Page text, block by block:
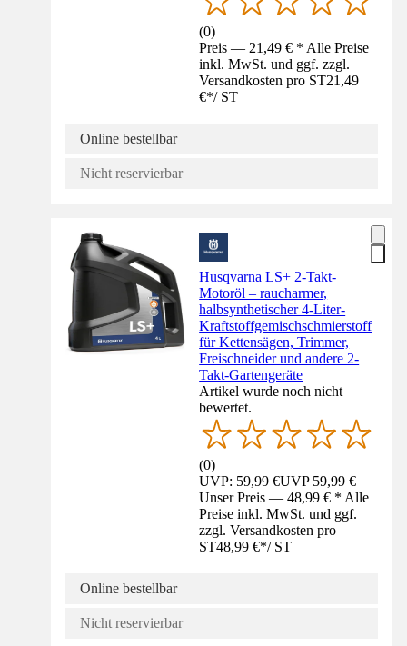
(0)
Preis — 21,49 € * Alle Preise
inkl. MwSt. und ggf. zzgl.
Versandkosten pro ST21,49
€*/ ST
Online bestellbar
Nicht reservierbar
Husqvarna LS+ 2-Takt-
Motoröl – raucharmer,
halbsynthetischer 4-Liter-
Kraftstoffgemischschmierstoff
für Kettensägen, Trimmer,
Freischneider und andere 2-
Takt-Gartengeräte
Artikel wurde noch nicht
bewertet.
(0)
UVP: 59,99 €UVP59,99 €
Unser Preis — 48,99 € * Alle
Preise inkl. MwSt. und ggf.
zzgl. Versandkosten pro
ST48,99 €*/ ST
Online bestellbar
Nicht reservierbar